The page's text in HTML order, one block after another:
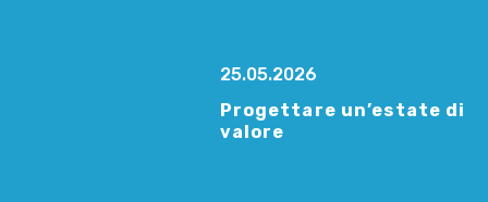
25.05.2026
Progettare un’estate di
valore